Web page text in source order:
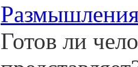
Готов ли